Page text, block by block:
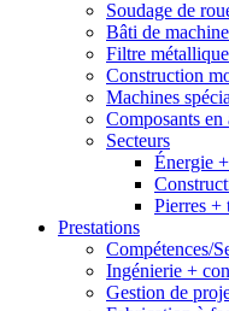
Soudage de
Bâti de
Filtre
Construction
Machines
Composants en
Secteurs
Énergie
Pierres +
Prestations
Compétences/
Ingénierie +
Gestion de